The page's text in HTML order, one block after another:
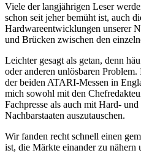
Viele der langjährigen Leser
schon seit jeher bemüht ist, auch
Hardwareentwicklungen unserer
und Brücken zwischen den
Leichter gesagt als getan, denn
oder anderen unlösbaren
der beiden ATARI-Messen in
mich sowohl mit den
Fachpresse als auch mit Hard-
Nachbarstaaten auszutauschen.
Wir fanden recht schnell einen
ist, die Märkte einander zu nähern